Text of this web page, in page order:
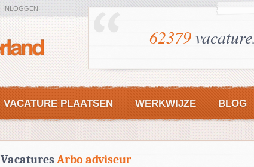
INLOGGEN
62379
VACATURE PLAATSEN WERKWIJZE BLOG
VacaturesArbo adviseur